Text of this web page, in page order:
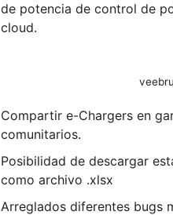
de potencia de control de
cloud.
Compartir e-Chargers en
comunitarios.
Posibilidad de descargar
como archivo .xlsx
Arreglados diferentes bugs